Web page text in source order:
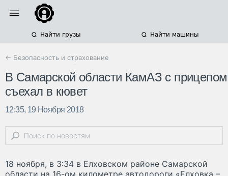
Найти грузы Найти машины
← Безопасность и страхование
В Самарской области КамАЗ с прицепом
съехал в кювет
12:35, 19 Ноября 2018
18 ноября, в 3:34 в Елховском районе Самарской